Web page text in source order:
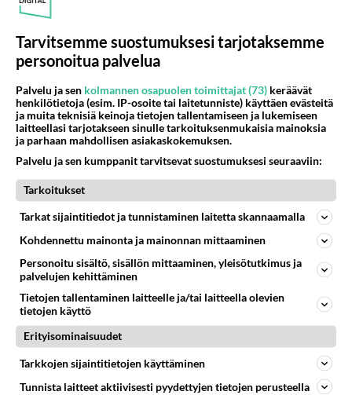
Flashdance oli tuhkomotarina
MTV-sukupolvelle - Uusi
naistyyppi oli itsenäinen ja
seksikäs
PARAS LEFFA IKINÄ
Tarvitsemme suostumuksesi tarjotaksemme
personoitua palvelua
Palvelu ja sen kolmannen osapuolen toimittajat (73) keräävät
henkilötietoja (esim. IP-osoite tai laitetunniste) käyttäen evästeitä
ja muita teknisiä keinoja tietojen tallentamiseen ja lukemiseen
laitteellasi tarjotakseen sinulle tarkoituksenmukaisia mainoksia
ja parhaan mahdollisen asiakaskokemuksen.
Palvelu ja sen kumppanit tarvitsevat suostumuksesi seuraaviin:
Tarkoitukset
Tarkat sijaintitiedot ja tunnistaminen laitetta skannaamalla
Kohdennettu mainonta ja mainonnan mittaaminen
Personoitu sisältö, sisällön mittaaminen, yleisötutkimus ja
palvelujen kehittäminen
Tietojen tallentaminen laitteelle ja/tai laitteella olevien
tietojen käyttö
Erityisominaisuudet
Tarkkojen sijaintitietojen käyttäminen
Tunnista laitteet aktiivisesti pyydettyjen tietojen perusteella